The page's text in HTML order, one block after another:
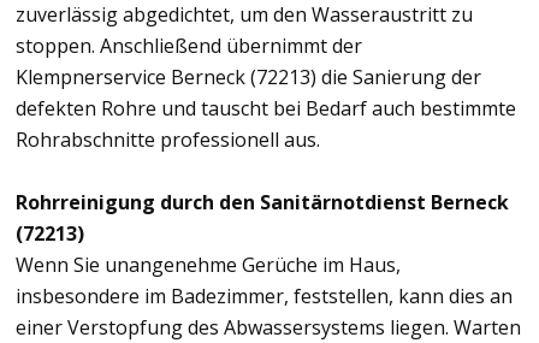
zuverlässig abgedichtet, um den Wasseraustritt zu
stoppen. Anschließend übernimmt der
Klempnerservice Berneck (72213) die Sanierung der
defekten Rohre und tauscht bei Bedarf auch bestimmte
Rohrabschnitte professionell aus.
Rohrreinigung durch den Sanitärnotdienst Berneck
(72213)
Wenn Sie unangenehme Gerüche im Haus,
insbesondere im Badezimmer, feststellen, kann dies an
einer Verstopfung des Abwassersystems liegen. Warten